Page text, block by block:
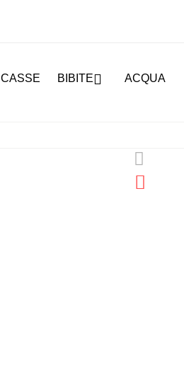
CASSE BIBITE ACQUA